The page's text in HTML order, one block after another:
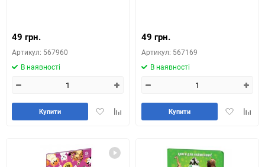
49 грн.
Артикул: 567960
В наявності
ДодатиДодайте
порівняння
Купити
49 грн.
Артикул: 567169
В наявності
Додати
Купити